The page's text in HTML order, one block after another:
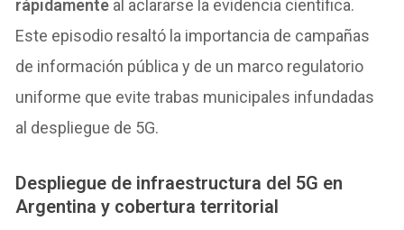
rápidamente al aclararse la evidencia científica.
Este episodio resaltó la importancia de campañas
de información pública y de un marco regulatorio
uniforme que evite trabas municipales infundadas
al despliegue de 5G.
Despliegue de infraestructura del 5G en
Argentina y cobertura territorial